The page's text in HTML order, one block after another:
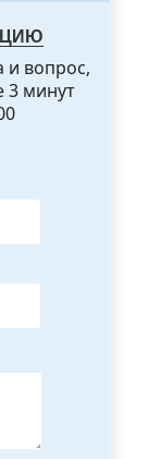
и вопрос,
3 минут